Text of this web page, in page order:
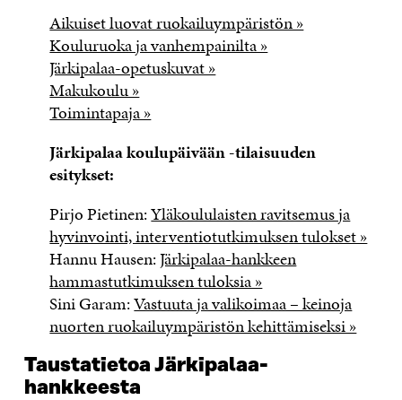
Aikuiset luovat ruokailuympäristön »
Kouluruoka ja vanhempainilta »
Järkipalaa-opetuskuvat »
Makukoulu »
Toimintapaja »
Järkipalaa koulupäivään -tilaisuuden
esitykset:
Pirjo Pietinen:Yläkoululaisten ravitsemus ja
hyvinvointi, interventiotutkimuksen tulokset »
Hannu Hausen:Järkipalaa-hankkeen
hammastutkimuksen tuloksia »
Sini Garam:Vastuuta ja valikoimaa – keinoja
nuorten ruokailuympäristön kehittämiseksi »
Taustatietoa Järkipalaa-
hankkeesta